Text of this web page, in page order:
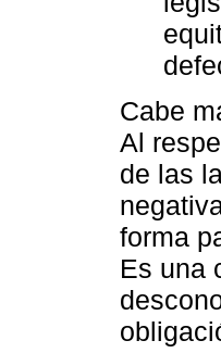
Cabe
Al
de las
forma
Es una